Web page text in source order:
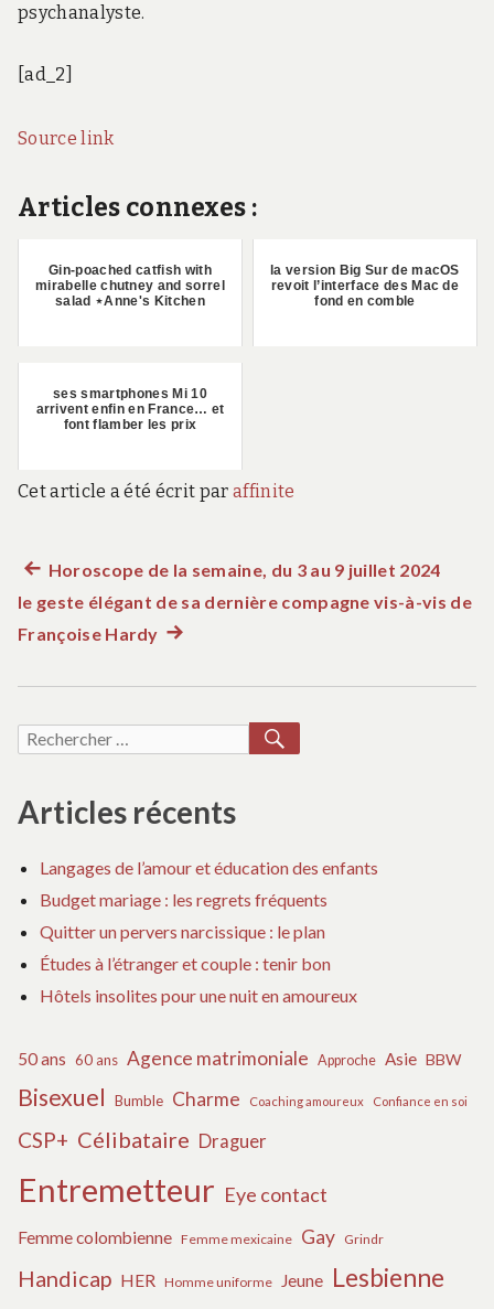
psychanalyste.
[ad_2]
Source link
Articles connexes :
Gin-poached catfish with
mirabelle chutney and sorrel
salad ⋆Anne's Kitchen
la version Big Sur de macOS
revoit l’interface des Mac de
fond en comble
ses smartphones Mi 10
arrivent enfin en France… et
font flamber les prix
Cet article a été écrit par affinite
Navigation
de
l’article
Article
précédent :
Horoscope de la semaine, du 3 au 9 juillet 2024
le geste élégant de sa dernière compagne vis-à-vis de
Françoise HardyArticle
Recherche
Articles récents
Langages de l’amour et éducation des enfants
Budget mariage : les regrets fréquents
Quitter un pervers narcissique : le plan
Études à l’étranger et couple : tenir bon
Hôtels insolites pour une nuit en amoureux
50 ans 60 ans Agence matrimoniale Approche Asie BBW
Bisexuel Bumble Charme Coaching amoureux Confiance en soi
CSP+ Célibataire Draguer
Entremetteur Eye contact
Femme colombienne Femme mexicaine Gay Grindr
Handicap HER Homme uniforme Jeune Lesbienne